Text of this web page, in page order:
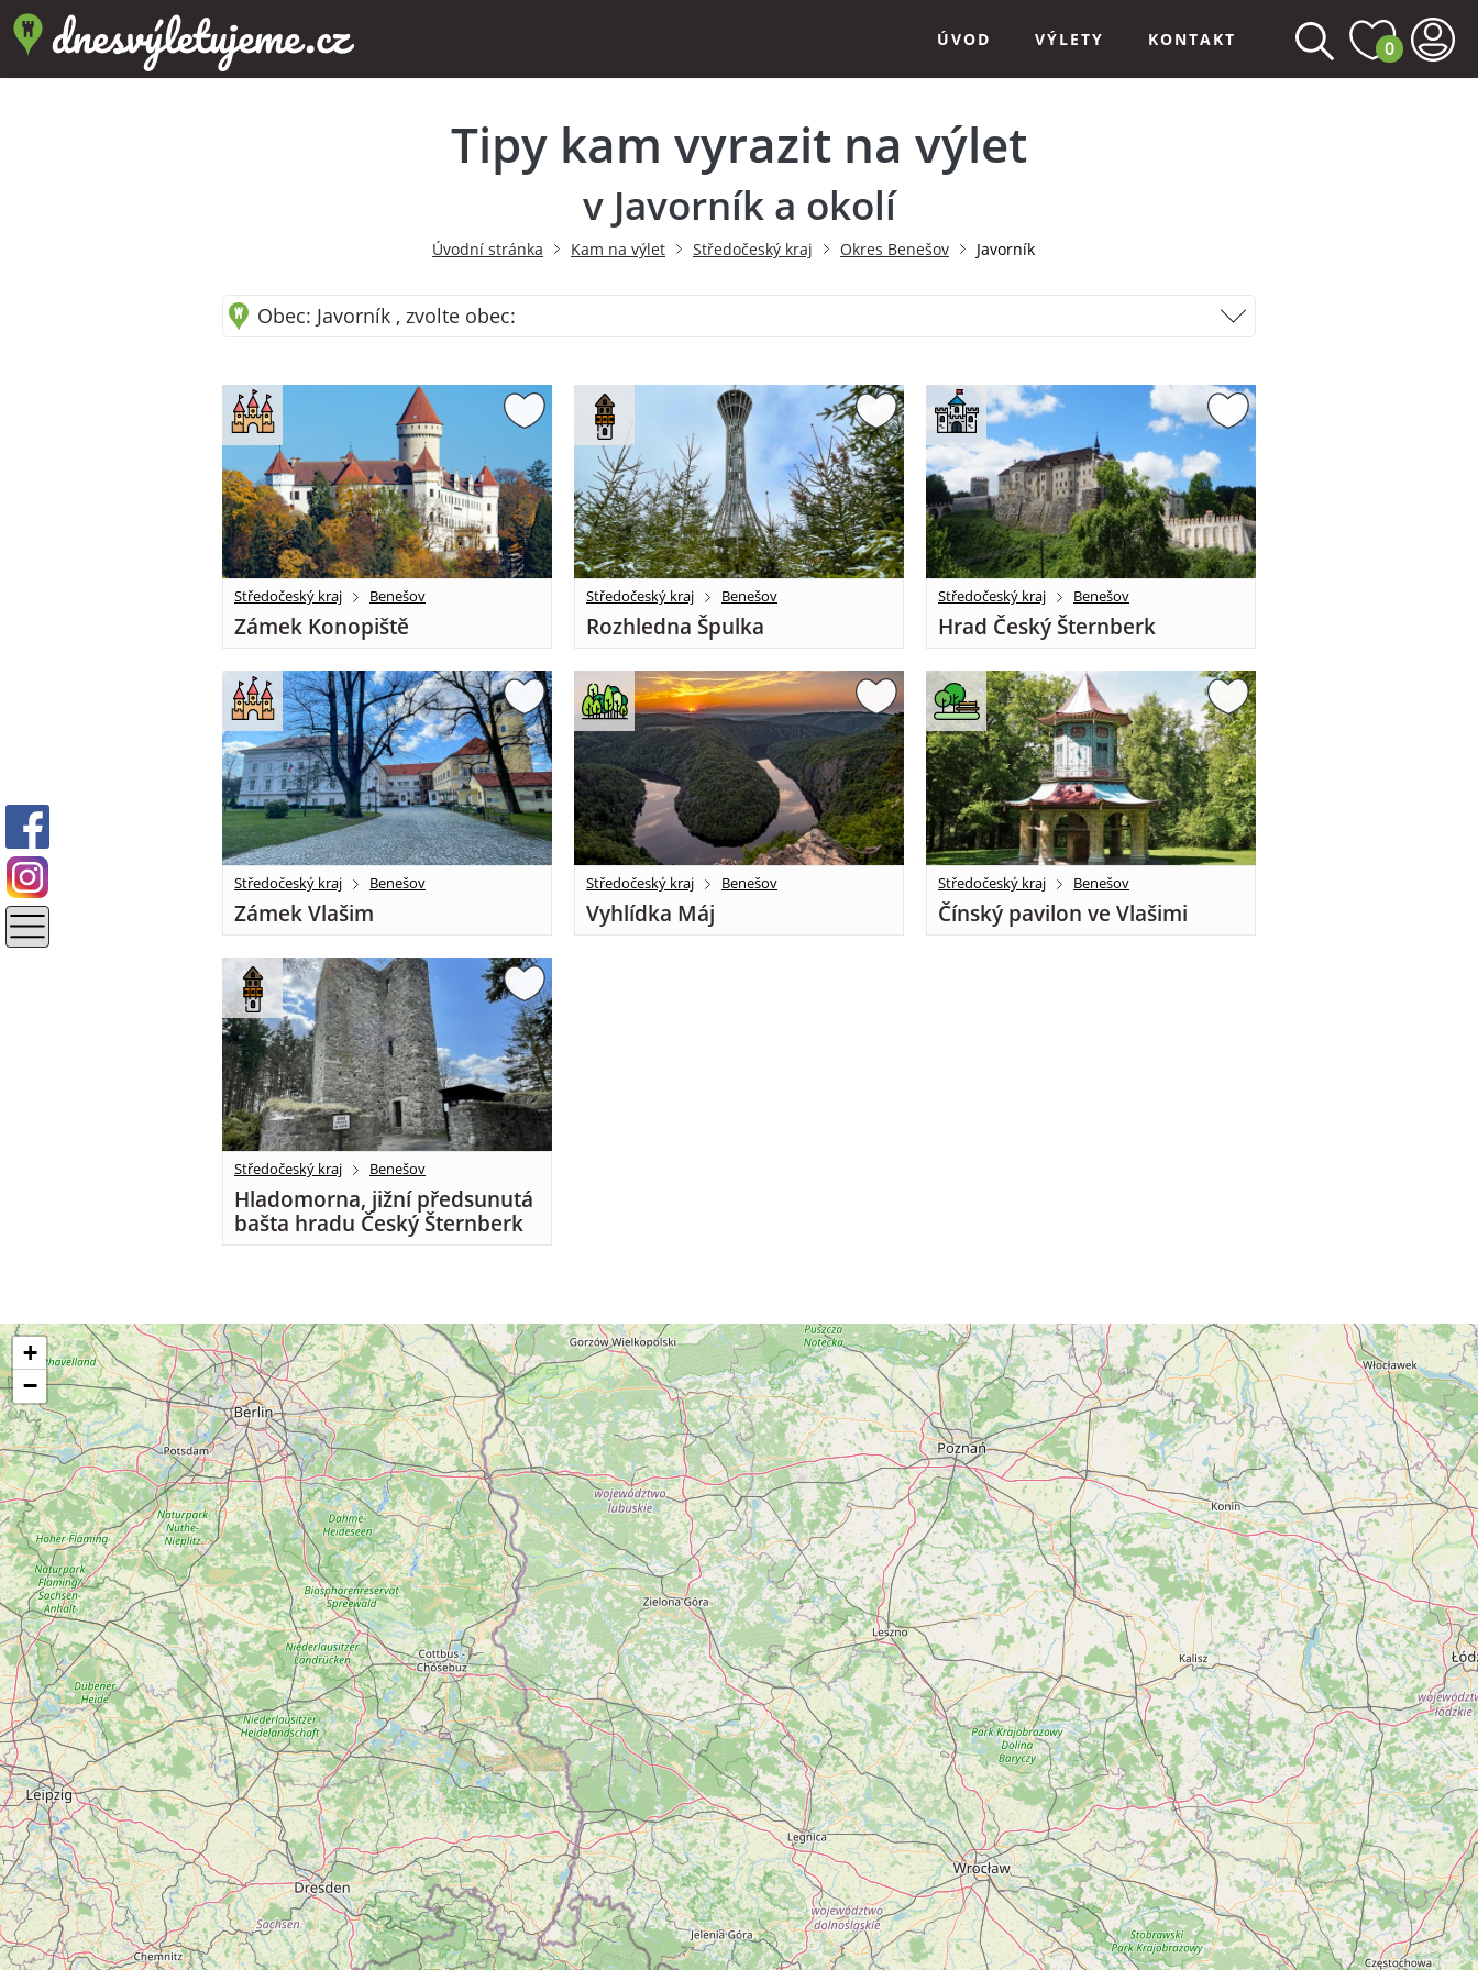
ÚVOD VÝLETY KONTAKT 0
Tipy kam vyrazit na výlet
v Javorník a okolí
Úvodní stránka Kam na výlet Středočeský kraj Okres Benešov Javorník
Obec: Javorník , zvolte obec:
Středočeský kraj Benešov
Zámek Konopiště
Středočeský kraj Benešov
Rozhledna Špulka
Středočeský kraj Benešov
Hrad Český Šternberk
Středočeský kraj Benešov
Zámek Vlašim
Středočeský kraj Benešov
Vyhlídka Máj
Středočeský kraj Benešov
Čínský pavilon ve Vlašimi
Středočeský kraj Benešov
Hladomorna, jižní předsunutá
bašta hradu Český Šternberk
+
−